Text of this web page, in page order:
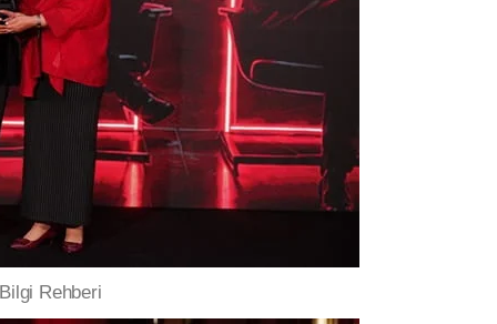
Rehberi